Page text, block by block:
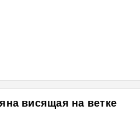
висящая на ветке